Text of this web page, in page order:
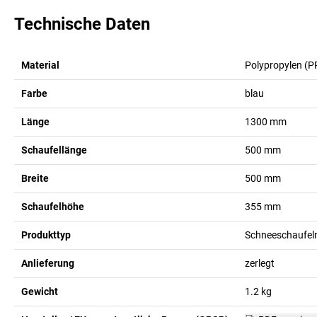
Technische Daten
Material Polypropylen
Farbe blau
Länge 1300 mm
Schaufellänge 500 mm
Breite 500 mm
Schaufelhöhe 355 mm
Produkttyp
Anlieferung zerlegt
Gewicht 1.2 kg